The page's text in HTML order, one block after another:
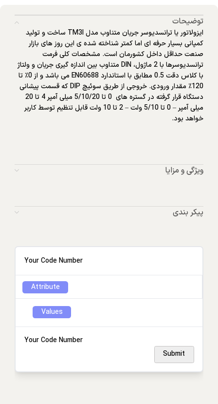
توضیحات
ایزولاتور یا ترانسدیوسر جریان متناوب مدل TM3I ساخت و تولید
کمپانی بسیار حرفه ای اما کمتر شناخته شده ی این روز های بازار
صنعت حداقل داخل کشورمان است. مشخصات کلی فرمت
ترانسدیوسرها با 2 ماژول، DIN متناوب بین اندازه گیری جریان و ولتاژ
با کلاس دقت 0.5 مطابق با استاندارد EN60688 می باشد و از 0٪ تا
120٪ مقدار ورودی. خروجی از طریق سوئیچ DIP که قسمت پیشانی
دستگاه قرار گرفته در گستره های 0 تا 5/10/20 میلی آمپر 4 تا 20
میلی آمپر – 0 تا 5/10 ولت – 2 تا 10 ولت قابل تنظیم توسط کاربر
خواهد بود.
ویژگی و مزایا
پیکر بندی
Your Code Number
Attribute
Values
Your Code Number
Submit